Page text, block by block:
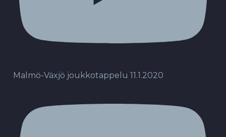
Malmö-Växjö joukkotappelu 11.1.2020